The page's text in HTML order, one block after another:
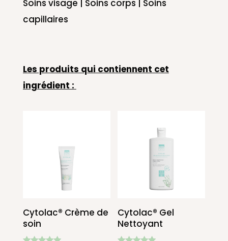
Soins visage | Soins corps | Soins
capillaires
Les produits qui contiennent cet
ingrédient :
Cytolac® Crème de
soin
Cytolac® Gel
Nettoyant